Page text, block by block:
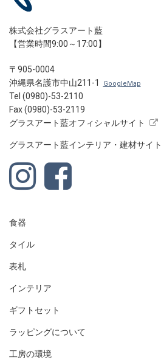
株式会社グラスアート藍
【営業時間9:00～17:00】
〒905-0004
沖縄県名護市中山211-1
GoogleMap
Tel (0980)-53-2110
Fax (0980)-53-2119
グラスアート藍オフィシャルサイト
グラスアート藍インテリア・建材サイト
食器
タイル
表札
インテリア
ギフトセット
ラッピングについて
工房の環境